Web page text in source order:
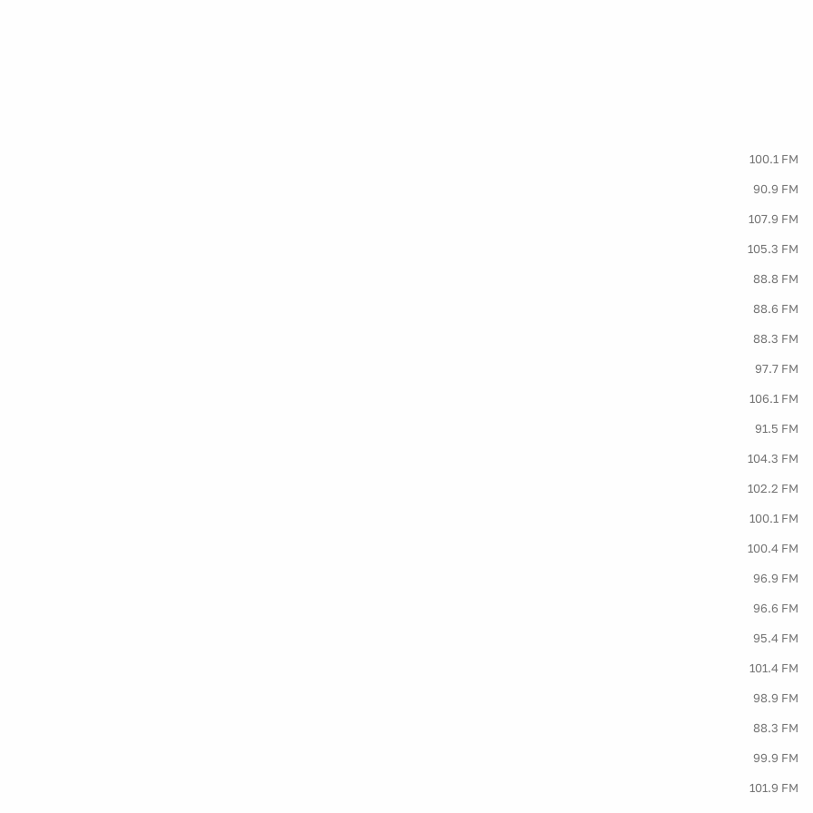
100.1 FM
90.9 FM
107.9 FM
105.3 FM
88.8 FM
88.6 FM
88.3 FM
97.7 FM
106.1 FM
91.5 FM
104.3 FM
102.2 FM
100.1 FM
100.4 FM
96.9 FM
96.6 FM
95.4 FM
101.4 FM
98.9 FM
88.3 FM
99.9 FM
101.9 FM